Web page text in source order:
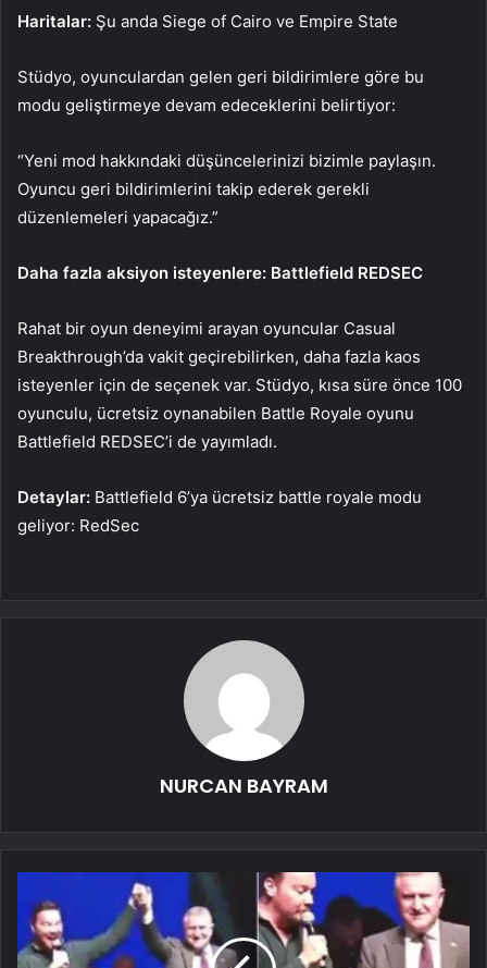
Haritalar: Şu anda Siege of Cairo ve Empire State
Stüdyo, oyunculardan gelen geri bildirimlere göre bu
modu geliştirmeye devam edeceklerini belirtiyor:
“Yeni mod hakkındaki düşüncelerinizi bizimle paylaşın.
Oyuncu geri bildirimlerini takip ederek gerekli
düzenlemeleri yapacağız.”
Daha fazla aksiyon isteyenlere: Battlefield REDSEC
Rahat bir oyun deneyimi arayan oyuncular Casual
Breakthrough’da vakit geçirebilirken, daha fazla kaos
isteyenler için de seçenek var. Stüdyo, kısa süre önce 100
oyunculu, ücretsiz oynanabilen Battle Royale oyunu
Battlefield REDSEC’i de yayımladı.
Detaylar: Battlefield 6’ya ücretsiz battle royale modu
geliyor: RedSec
NURCAN BAYRAM